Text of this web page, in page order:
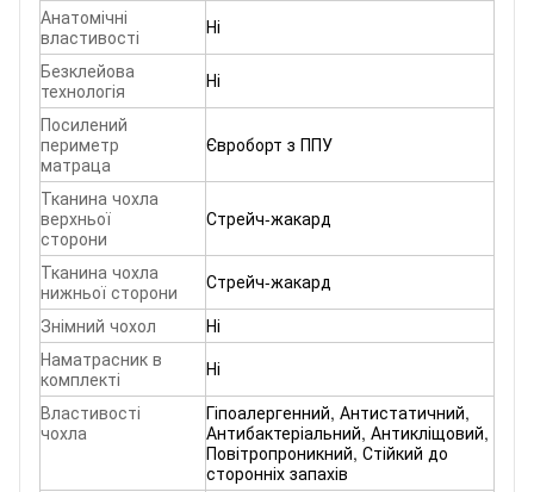
Анатомічні
властивості
Ні
Безклейова
технологія
Ні
Посилений
периметр
матраца
Євроборт з ППУ
Тканина чохла
верхньої
сторони
Стрейч-жакард
Тканина чохла
нижньої сторони
Стрейч-жакард
Знімний чохол
Ні
Наматрасник в
комплекті
Ні
Властивості
чохла
Гіпоалергенний, Антистатичний,
Антибактеріальний, Антикліщовий,
Повітропроникний, Стійкий до
сторонніх запахів